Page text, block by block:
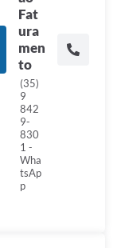
Fat
ura
men
to
(35)
9
842
9-
830
1 -
Wha
tsAp
p